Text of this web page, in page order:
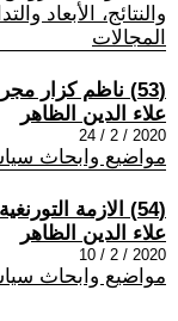
والنتائج، الأبعاد
المجالات
(53) ناظم كزار مجرم قاتل وسافل
علاء الدين الظاهر
2020 / 2 / 24
مواضيع وابحاث
(54) الازمة التورنغية في المانيا
علاء الدين الظاهر
2020 / 2 / 10
مواضيع وابحاث